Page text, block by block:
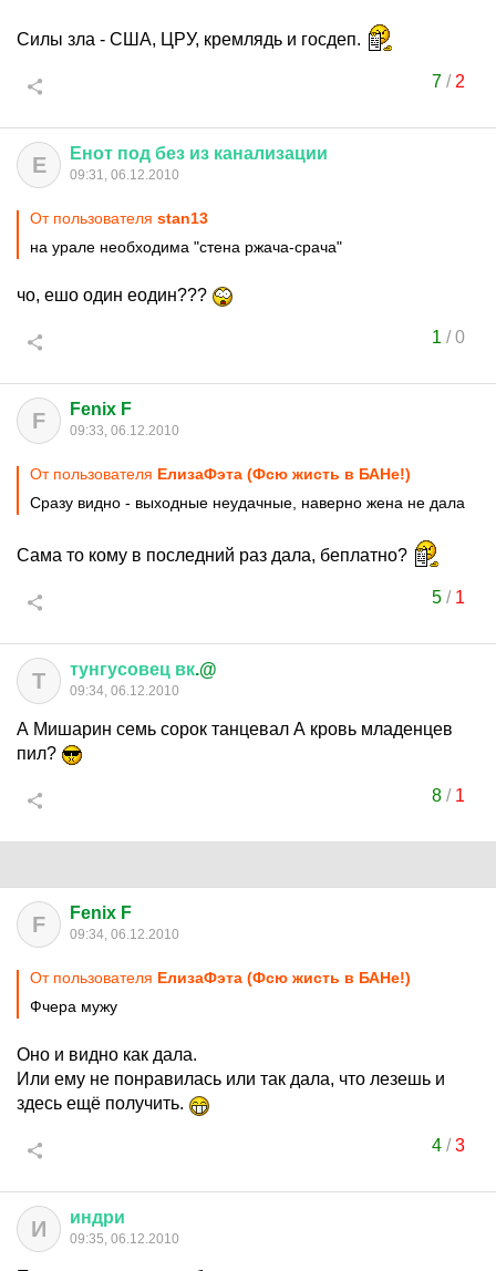
Силы зла - США, ЦРУ, кремлядь и госдеп.
7/ 2
Е Енот под без из канализации
09:31, 06.12.2010
От пользователя stan13
на урале необходима "стена ржача-срача"
чо, ешо один еодин???
1 /0
F Fenix F
09:33, 06.12.2010
От пользователя ЕлизаФэта (Фсю жисть в БАНе!)
Сразу видно - выходные неудачные, наверно жена не дала
Сама то кому в последний раз дала, беплатно?
5/ 1
Т тунгусовец вк.@
09:34, 06.12.2010
А Мишарин семь сорок танцевал А кровь младенцев
пил?
8/ 1
F Fenix F
09:34, 06.12.2010
От пользователя ЕлизаФэта (Фсю жисть в БАНе!)
Фчера мужу
Оно и видно как дала.
Или ему не понравилась или так дала, что лезешь и
здесь ещё получить.
4/3
И индри
09:35, 06.12.2010